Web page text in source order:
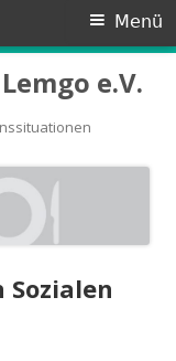
e.V.
Menü